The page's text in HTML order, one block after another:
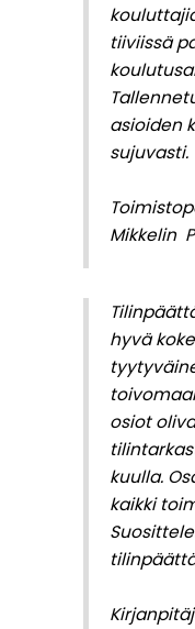
tiiviissä
asioiden
sujuvasti.
Mikkelin
hyvä
osiot
kuulla.
kaikki